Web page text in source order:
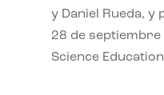
y Daniel Rueda, y
28 de septiembre
Science